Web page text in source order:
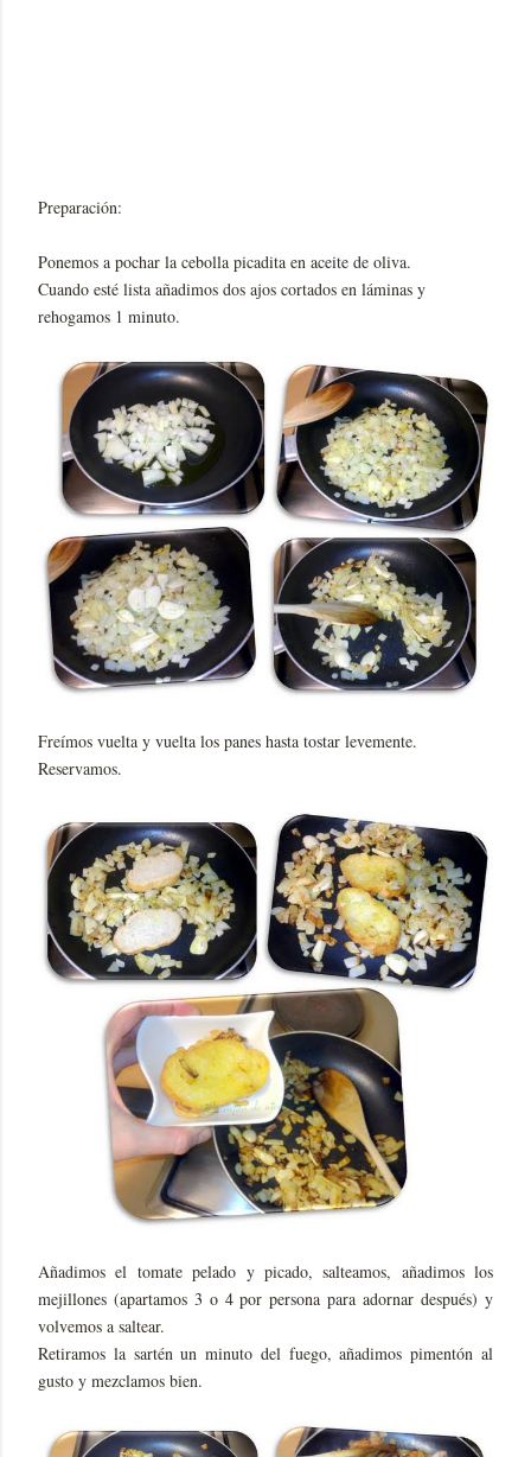
Preparación:
Ponemos a pochar la cebolla picadita en aceite de oliva.
Cuando esté lista añadimos dos ajos cortados en láminas y
rehogamos 1 minuto.
Freímos vuelta y vuelta los panes hasta tostar levemente.
Reservamos.
Añadimos el tomate pelado y picado, salteamos, añadimos los
mejillones (apartamos 3 o 4 por persona para adornar después) y
volvemos a saltear.
Retiramos la sartén un minuto del fuego, añadimos pimentón al
gusto y mezclamos bien.